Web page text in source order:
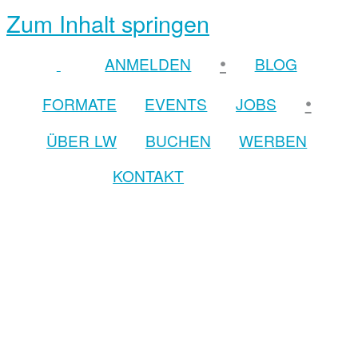
Zum Inhalt springen
ANMELDEN •
BLOG
FORMATE
EVENTS JOBS •
ÜBER LW BUCHEN
WERBEN
KONTAKT